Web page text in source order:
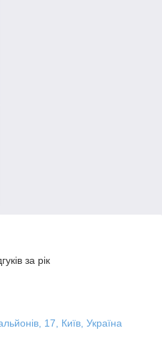
за рік
17, Київ, Україна